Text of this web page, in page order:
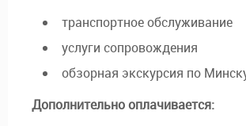
транспортное обслуживание
услуги сопровождения
обзорная экскурсия по
Дополнительно оплачивается: